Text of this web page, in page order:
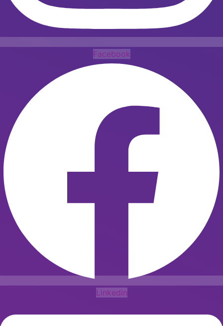
Facebook
Linkedin